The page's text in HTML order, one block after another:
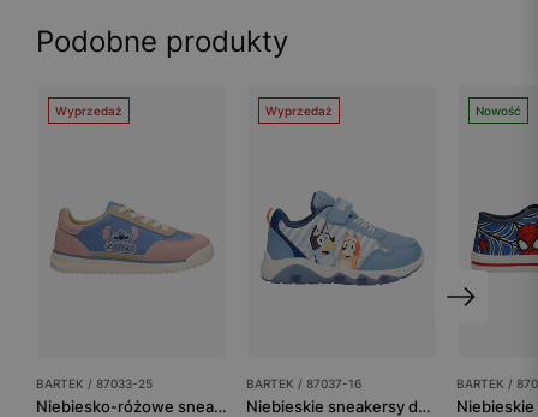
Podobne produkty
Wyprzedaż
BARTEK / 87033-25
Niebiesko-różowe sneakersy dziecięce Stitch BARTEK 87033-25
Wyprzedaż
BARTEK / 87037-16
Niebieskie sneakersy dziecięce Bluey i Chilli ze świecącą podeszwą BARTEK 87037-16
Nowość
BARTEK /